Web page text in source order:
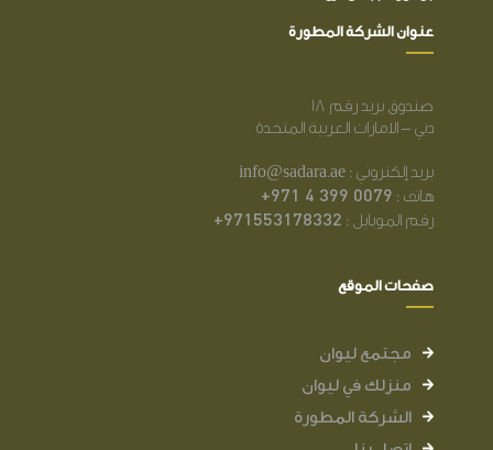
عنوان الشركة المطورة
صندوق بريد رقم 18
دبي – الامارات العربية المتحدة
بريد إلكتروني : info@sadara.ae
هاتف : +971 4 399 0079
رقم الموبايل : +971553178332
صفحات الموقع
مجتمع ليوان
منزلك في ليوان
الشركة المطورة